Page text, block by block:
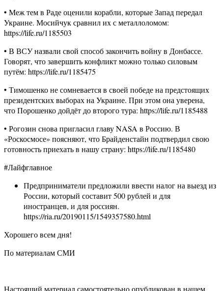
• Меж тем в Раде оценили корабли, которые Запад передал
Украине. Мосийчук сравнил их с металлоломом:
https://life.ru/1185503
• В ВСУ назвали свой способ закончить войну в Донбассе.
Говорят, что завершить конфликт можно только силовым
путём: https://life.ru/1185475
• Тимошенко не сомневается в своей победе на предстоящих
президентских выборах на Украине. При этом она уверена,
что Порошенко дойдёт до второго тура: https://life.ru/1185488
• Рогозин снова пригласил главу NASA в Россию. В
«Роскосмосе» поясняют, что Брайденстайн подтвердил свою
готовность приехать в нашу страну: https://life.ru/1185480
#Лайфглавное
Предприниматели предложили ввести налог на выезд из
России, который составит 500 рублей и для
иностранцев, и для россиян.
https://ria.ru/20190115/1549357580.html
Хорошего всем дня!
По материалам СМИ